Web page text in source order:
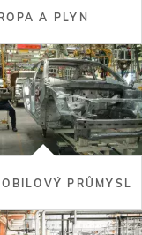
A PLYN
PRŮMYSL